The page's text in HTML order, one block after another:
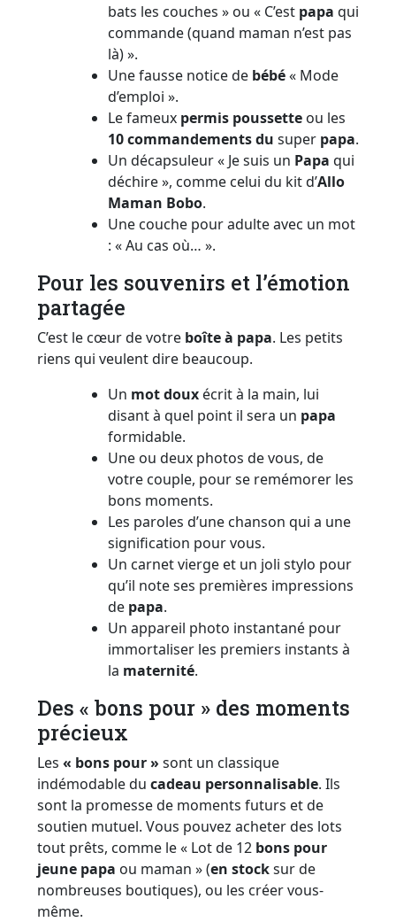
bats les couches » ou « C’est papa qui
commande (quand maman n’est pas
là) ».
Une fausse notice de bébé« Mode
d’emploi ».
Le fameux permis poussette ou les
10 commandements du super papa.
Un décapsuleur « Je suis un Papa qui
déchire », comme celui du kit d’Allo
Maman Bobo.
Une couche pour adulte avec un mot
: « Au cas où… ».
Pour les souvenirs et l’émotion
partagée
C’est le cœur de votre boîte à papa. Les petits
riens qui veulent dire beaucoup.
Un mot doux écrit à la main, lui
disant à quel point il sera un papa
formidable.
Une ou deux photos de vous, de
votre couple, pour se remémorer les
bons moments.
Les paroles d’une chanson qui a une
signification pour vous.
Un carnet vierge et un joli stylo pour
qu’il note ses premières impressions
de papa.
Un appareil photo instantané pour
immortaliser les premiers instants à
la maternité.
Des « bons pour » des moments
précieux
Les « bons pour » sont un classique
indémodable du cadeau personnalisable. Ils
sont la promesse de moments futurs et de
soutien mutuel. Vous pouvez acheter des lots
tout prêts, comme le « Lot de 12 bons pour
jeune papa ou maman » (en stocksur de
nombreuses boutiques), ou les créer vous-
même.